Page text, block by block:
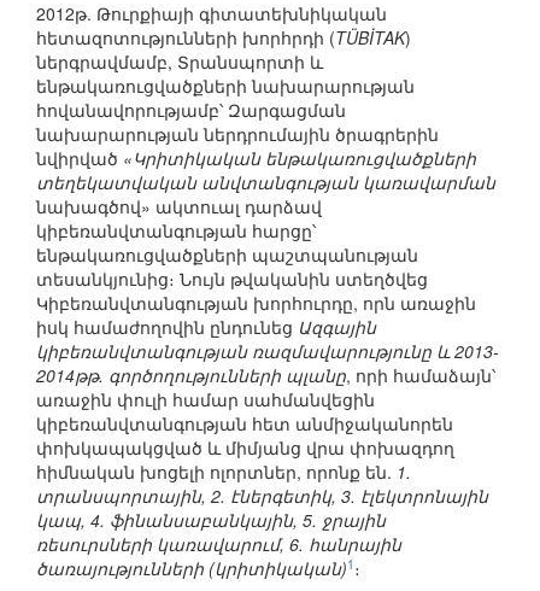
2012թ. Թուրքիայի գիտատեխնիկական
հետազոտությունների խորհրդի (TÜBİTAK)
ներգրավմամբ, Տրանսպորտի և
ենթակառուցվածքների նախարարության
հովանավորությամբ՝ Զարգացման
նախարարության ներդրումային ծրագրերին
նվիրված «Կրիտիկական ենթակառուցվածքների
տեղեկատվական անվտանգության կառավարման
նախագծով» ակտուալ դարձավ
կիբեռանվտանգության հարցը՝
ենթակառուցվածքների պաշտպանության
տեսանկյունից։ Նույն թվականին ստեղծվեց
Կիբեռանվտանգության խորհուրդը, որն առաջին
իսկ համաժողովին ընդունեց Ազգային
կիբեռանվտանգության ռազմավարությունը և 2013-
2014թթ. գործողությունների պլանը, որի համաձայն՝
առաջին փուլի համար սահմանվեցին
կիբեռանվտանգության հետ անմիջականորեն
փոխկապակցված և միմյանց վրա փոխազդող
հիմնական խոցելի ոլորտներ, որոնք են. 1.
տրանսպորտային, 2. էներգետիկ, 3. էլեկտրոնային
կապ, 4. ֆինանսաբանկային, 5. ջրային
ռեսուրսների կառավարում, 6. հանրային
ծառայությունների (կրիտիկական)1 ։